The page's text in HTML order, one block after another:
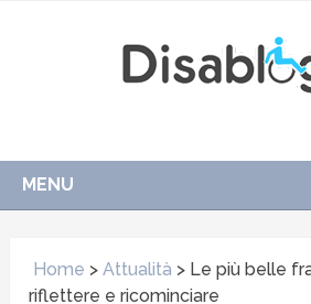
MENU
Home >Attualità > Le più belle
riflettere e ricominciare